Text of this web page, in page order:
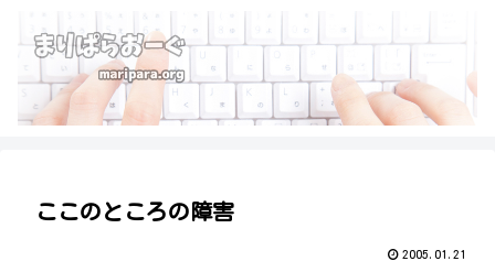
ここのところの障害
2005.01.21